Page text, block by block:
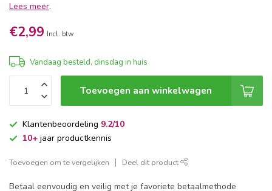
Lees meer.
€2,99 Incl. btw
Vandaag besteld, dinsdag in huis
Toevoegen aan winkelwagen
Klantenbeoordeling 9.2/10
10+ jaar productkennis
Toevoegen om te vergelijken Deel dit product
Betaal eenvoudig en veilig met je favoriete betaalmethode